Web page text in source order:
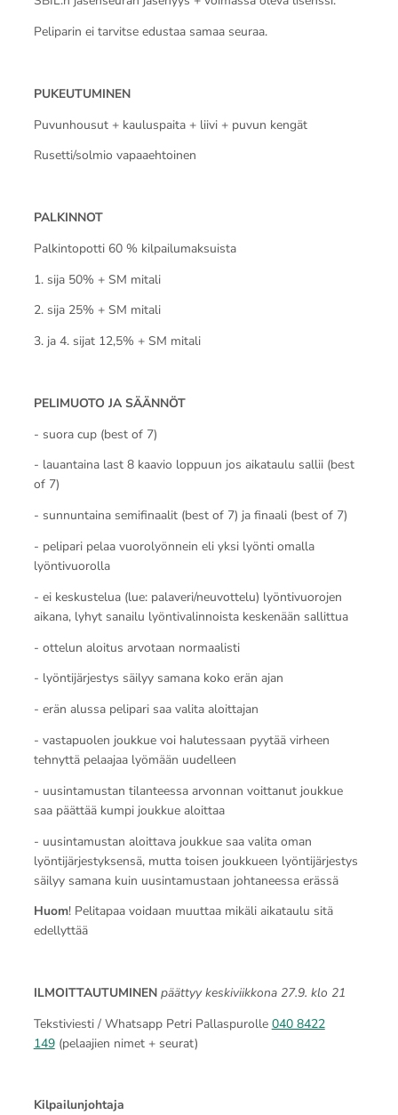
Peliparin ei tarvitse edustaa samaa seuraa.
PUKEUTUMINEN
Puvunhousut + kauluspaita + liivi + puvun kengät
Rusetti/solmio vapaaehtoinen
PALKINNOT
Palkintopotti 60 % kilpailumaksuista
1. sija 50% + SM mitali
2. sija 25% + SM mitali
3. ja 4. sijat 12,5% + SM mitali
PELIMUOTO JA SÄÄNNÖT
- suora cup (best of 7)
- lauantaina last 8 kaavio loppuun jos aikataulu sallii (best
of 7)
- sunnuntaina semifinaalit (best of 7) ja finaali (best of 7)
- pelipari pelaa vuorolyönnein eli yksi lyönti omalla
lyöntivuorolla
- ei keskustelua (lue: palaveri/neuvottelu) lyöntivuorojen
aikana, lyhyt sanailu lyöntivalinnoista keskenään sallittua
- ottelun aloitus arvotaan normaalisti
- lyöntijärjestys säilyy samana koko erän ajan
- erän alussa pelipari saa valita aloittajan
- vastapuolen joukkue voi halutessaan pyytää virheen
tehnyttä pelaajaa lyömään uudelleen
- uusintamustan tilanteessa arvonnan voittanut joukkue
saa päättää kumpi joukkue aloittaa
- uusintamustan aloittava joukkue saa valita oman
lyöntijärjestyksensä, mutta toisen joukkueen lyöntijärjestys
säilyy samana kuin uusintamustaan johtaneessa erässä
Huom! Pelitapaa voidaan muuttaa mikäli aikataulu sitä
edellyttää
ILMOITTAUTUMINEN päättyy keskiviikkona 27.9. klo 21
Tekstiviesti / Whatsapp Petri Pallaspurolle 040 8422
149(pelaajien nimet + seurat)
Kilpailunjohtaja